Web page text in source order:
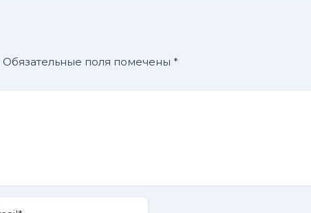
Обязательные поля помечены *